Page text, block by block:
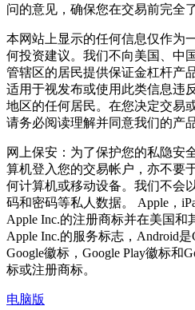
问的意见，确保您在交易前完全
本网站上显示的任何信息仅作为
何投资建议。我们不向美国、中
管辖区的居民提供保证金杠杆产
适用于视发布或使用此类信息违
地区的任何居民。在您决定交易
请务必阅读理解并同意我们的产
网上保安：为了保护您的私隐安
算机登入您的交易帐户，亦不要
何计算机或移动设备。我们不会
码和密码等私人数据。 Apple，
Apple Inc.的注册商标并在美国和
Apple Inc.的服务标志，Android是
Google徽标，Google Play徽标和
标或注册商标。
电脑版